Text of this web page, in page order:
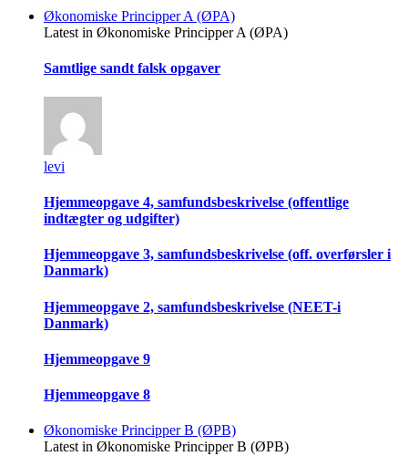
Økonomiske Principper A (ØPA)
Latest in Økonomiske Principper A (ØPA)
Samtlige sandt falsk opgaver
levi
Hjemmeopgave 4, samfundsbeskrivelse (offentlige
indtægter og udgifter)
Hjemmeopgave 3, samfundsbeskrivelse (off. overførsler i
Danmark)
Hjemmeopgave 2, samfundsbeskrivelse (NEET-i
Danmark)
Hjemmeopgave 9
Hjemmeopgave 8
Økonomiske Principper B (ØPB)
Latest in Økonomiske Principper B (ØPB)